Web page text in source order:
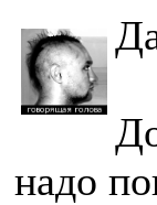
надо